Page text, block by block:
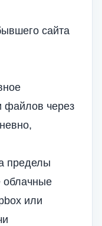
сайта
файлов через
пределы
облачные
или